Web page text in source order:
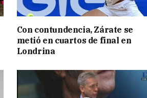
Con contundencia, Zárate se
metió en cuartos de final en
Londrina